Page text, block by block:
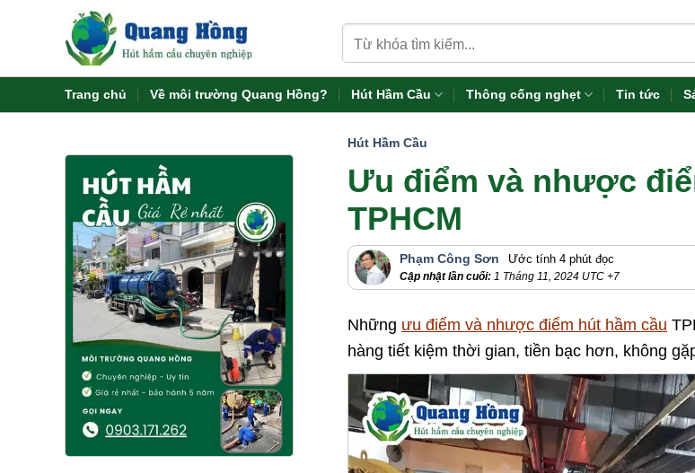
kiếm:
Trang chủ Về môi trường Quang Hồng? Hút Hầm Cầu Thông cống nghẹt Tin tức
Hút Hầm Cầu
Ưu điểm và nhược
TPHCM
Phạm Công Sơn
Cập nhật lần cuối: 1 Tháng 11, 2024 UTC +7
Ước tính 4 phút đọc
Những ưu điểm và nhược điểm hút hầm cầu
hàng tiết kiệm thời gian, tiền bạc hơn, không